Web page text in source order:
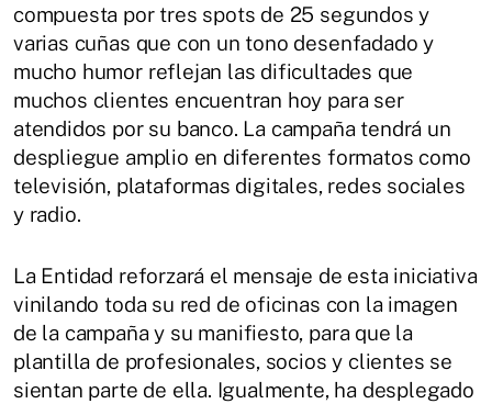
compuesta por tres spots de 25 segundos y
varias cuñas que con un tono desenfadado y
mucho humor reflejan las dificultades que
muchos clientes encuentran hoy para ser
atendidos por su banco. La campaña tendrá un
despliegue amplio en diferentes formatos como
televisión, plataformas digitales, redes sociales
y radio.
La Entidad reforzará el mensaje de esta iniciativa
vinilando toda su red de oficinas con la imagen
de la campaña y su manifiesto, para que la
plantilla de profesionales, socios y clientes se
sientan parte de ella. Igualmente, ha desplegado